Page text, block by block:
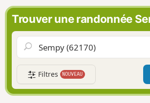
r
n
d
o
Trouver une randonnée
Filtres NOUVEAU